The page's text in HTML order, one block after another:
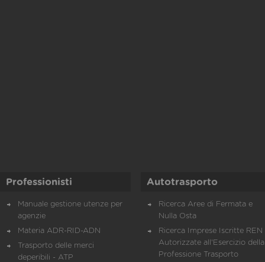
Professionisti
Manuale gestione utenze per
agenzie
Materia ADR-RID-ADN
Trasporto delle merci
deperibili - ATP
Autotrasporto
Ricerca Aree di Fermata e
Nulla Osta
Ricerca Imprese Iscritte REN
Autorizzate all'Esercizio della
Professione Trasporto